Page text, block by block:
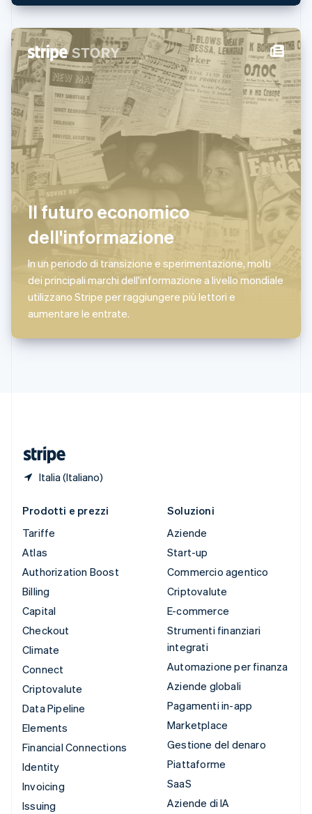
Il futuro economico
dell'informazione
In un periodo di transizione e sperimentazione, molti
dei principali marchi dell'informazione a livello mondiale
utilizzano Stripe per raggiungere più lettori e
aumentare le entrate.
Italia (Italiano)
Paesi Bassi
Polonia
English
Portogallo
Português English
RAS di Hong Kong, Cina
English 简体中文
Regno Unito
English
Repubblica Ceca
English
Romania
English
Singapore
English简体中文
Slovacchia
Slovenia
EnglishItaliano
Spagna
Español English
Stati Uniti
Svezia
Prodotti e prezzi
Tariffe
Atlas
Authorization Boost
Billing
Capital
Checkout
Climate
Connect
Criptovalute
Data Pipeline
Elements
Financial Connections
Identity
Invoicing
Issuing
Soluzioni
Aziende
Start-up
Commercio agentico
Criptovalute
E-commerce
Strumenti finanziari
integrati
Automazione per finanza
Aziende globali
Pagamenti in-app
Marketplace
Gestione del denaro
Piattaforme
SaaS
Aziende di IA